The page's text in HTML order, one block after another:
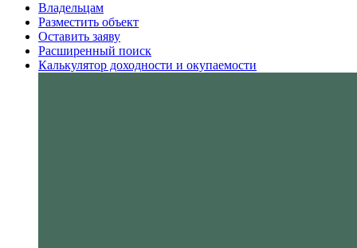
Владельцам
Разместить объект
Оставить заяву
Расширенный поиск
Калькулятор доходности и окупаемости